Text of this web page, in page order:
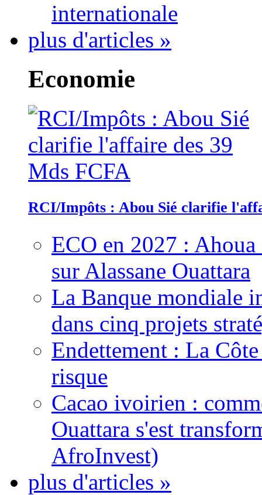
internationale
plus d'articles »
Economie
RCI/Impôts : Abou Sié clarifie
ECO en 2027 :
sur Alassane Ouattara
La Banque mondiale
dans cinq projets
Endettement : La
risque
Cacao ivoirien :
Ouattara s'est
AfroInvest)
plus d'articles »